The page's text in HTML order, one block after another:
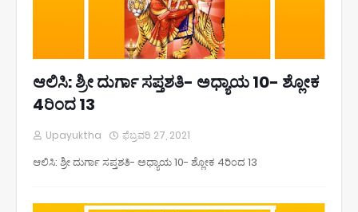
ಆಲಿಸಿ: ಶ್ರೀ ದುರ್ಗಾ ಸಪ್ತಶತಿ- ಅಧ್ಯಾಯ 10- ಶ್ಲೋಕ
4ರಿಂದ 13
Upayuktha ಫೆಬ್ರವರಿ 27, 2021
ಆಲಿಸಿ: ಶ್ರೀ ದುರ್ಗಾ ಸಪ್ತಶತಿ- ಅಧ್ಯಾಯ 10- ಶ್ಲೋಕ 4ರಿಂದ 13